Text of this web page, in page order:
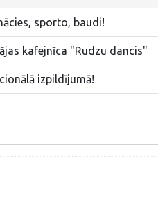
sporto, baudi!
kafejnīca "Rudzu dancis"
izpildījumā!